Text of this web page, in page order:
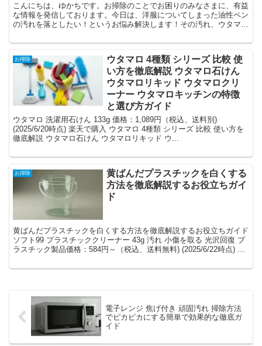
こんにちは、ゆかちです。お掃除のことでお困りのみなさまに、有益
な情報を発信しております。今日は、洋服についてしまった油性ペン
の汚れを落としたい！というお悩み解決します！その汚れ、ウタマロ
お掃除
ウタマロ 4種類 シリーズ 比較 使
い方を徹底解説 ウタマロ石けん
ウタマロリキッド ウタマロクリ
ーナー ウタマロキッチンの特徴
と選び方ガイド
ウタマロ 洗濯用石けん 133g 価格：1,089円（税込、送料別)
(2025/6/20時点) 楽天で購入 ウタマロ 4種類 シリーズ 比較 使い方を
徹底解説 ウタマロ石けん ウタマロリキッド ウ...
お掃除
黄ばんだプラスチックを白くする
方法を徹底解説するお役立ちガイ
ド
黄ばんだプラスチックを白くする方法を徹底解説するお役立ちガイド
ソフト99 プラスチッククリーナー 43g 汚れ 小傷を取る 光沢回復 プ
ラスチック製品価格：584円～（税込、送料無料) (2025/6/22時点) 楽
電子レンジ 焦げ付き 頑固汚れ 掃除方法
でピカピカにする簡単で効果的な徹底ガ
イド